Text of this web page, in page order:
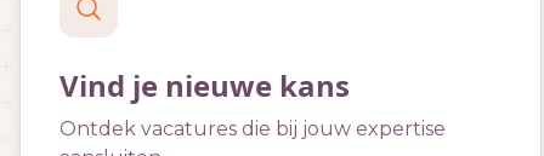
Vind je nieuwe kans
Ontdek vacatures die bij jouw expertise